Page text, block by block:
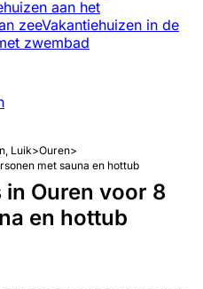
aan het
zeeVakantiehuizen in de
zwembad
Luik>Ouren>
met sauna en hottub
Ouren voor 8
en hottub